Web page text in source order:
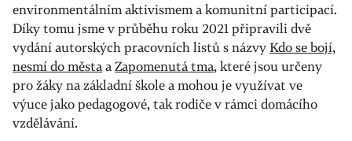
environmentálním aktivismem a komunitní participací.
Díky tomu jsme v průběhu roku 2021 připravili dvě
vydání autorských pracovních listů s názvyKdo se bojí,
nesmí do městaaZapomenutá tma, které jsou určeny
pro žáky na základní škole a mohou je využívat ve
výuce jako pedagogové, tak rodiče v rámci domácího
vzdělávání.